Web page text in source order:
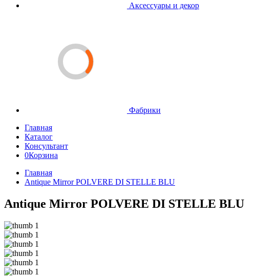
Аксессуары и декор
Фабрики
Главная
Каталог
Консультант
0Корзина
Главная
Antique Mirror POLVERE DI STELLE BLU
Antique Mirror POLVERE DI STELLE BLU